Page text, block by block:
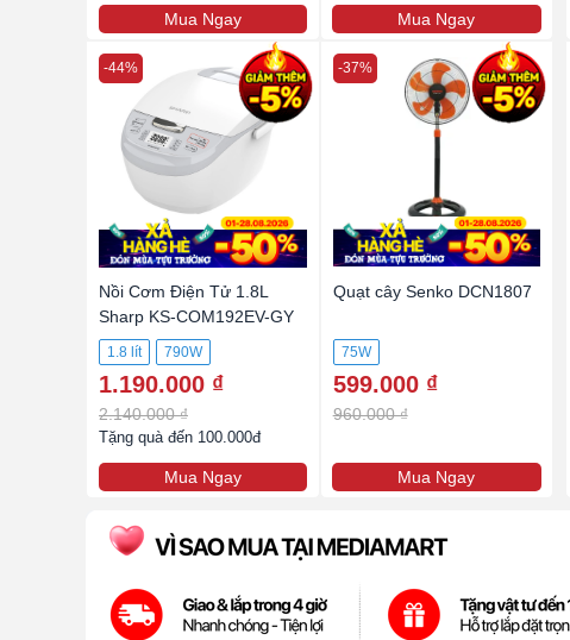
Mua Ngay Mua Ngay
Nồi Cơm Điện Tử 1.8L
Sharp KS-COM192EV-GY
1.8 lít 790W
1.190.000 ₫
2.140.000 ₫
-44%
Tặng quà đến 100.000đ
Mua Ngay
Quạt cây Senko DCN1807
75W
599.000 ₫
960.000 ₫
-37%
Mua Ngay